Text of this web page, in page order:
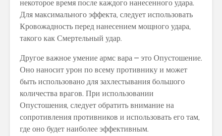
некоторое время после каждого нанесенного удара.
Для максимального эффекта, следует использовать
Кровожадность перед нанесением мощного удара,
такого как Смертельный удар.
Другое важное умение армс вара – это Опустошение.
Оно наносит урон по всему противнику и может
быть использовано для захлестывания большого
количества врагов. При использовании
Опустошения, следует обратить внимание на
сопротивления противников и использовать его там,
где оно будет наиболее эффективным.